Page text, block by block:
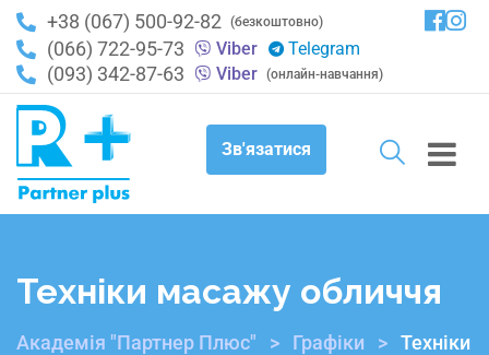
+38 (067) 500-92-82 (безкоштовно)
(066) 722-95-73 Viber Telegram
(093) 342-87-63 Viber (онлайн-навчання)
Зв'язатися
Техніки масажу обличчя
Академія "Партнер Плюс" > Графіки > Техніки